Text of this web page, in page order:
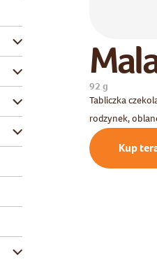
92 g
Tabliczka
rodzynek,
Kup